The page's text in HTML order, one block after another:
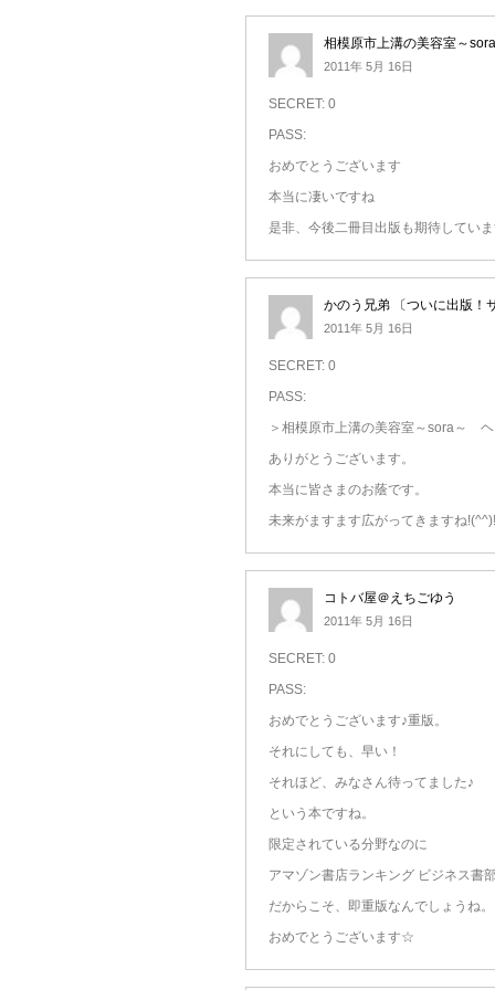
相模原市上溝の美容室～
2011年 5月 16日
SECRET: 0
PASS:
おめでとうございます
本当に凄いですね
是非、今後二冊目出版も期待してい
かのう兄弟 〔ついに出版！
2011年 5月 16日
SECRET: 0
PASS:
＞相模原市上溝の美容室～sora～
ありがとうございます。
本当に皆さまのお蔭です。
未来がますます広がってきますね!(^^)!
コトバ屋＠えちごゆう
2011年 5月 16日
SECRET: 0
PASS:
おめでとうございます♪重版。
それにしても、早い！
それほど、みなさん待ってました♪
という本ですね。
限定されている分野なのに
アマゾン書店ランキング ビジネス書
だからこそ、即重版なんでしょうね。
おめでとうございます☆